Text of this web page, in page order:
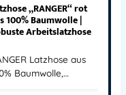
„RANGER“ rot
100% Baumwolle |
Arbeitslatzhose
Latzhose aus
Baumwolle,…